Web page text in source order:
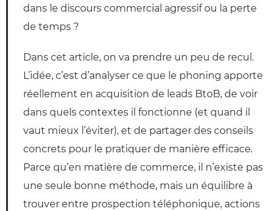
dans le discours commercial agressif ou la perte
de temps ?
Dans cet article, on va prendre un peu de recul.
L’idée, c’est d’analyser ce que le phoning apporte
réellement en acquisition de leads BtoB, de voir
dans quels contextes il fonctionne (et quand il
vaut mieux l’éviter), et de partager des conseils
concrets pour le pratiquer de manière efficace.
Parce qu’en matière de commerce, il n’existe pas
une seule bonne méthode, mais un équilibre à
trouver entre prospection téléphonique, actions